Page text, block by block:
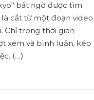
bất ngờ được tìm
cắt từ một đoạn video
Chỉ trong thời gian
xem và bình luận, kéo
⟨…⟩